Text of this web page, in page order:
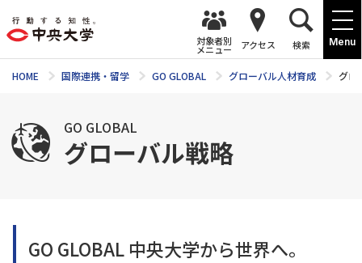
Menu
対象者別
メニュー アクセス 検索
HOME 国際連携・留学 GO GLOBAL グローバル人材育成 グロ
GO GLOBAL
グローバル戦略
GO GLOBAL 中央大学から世界へ。